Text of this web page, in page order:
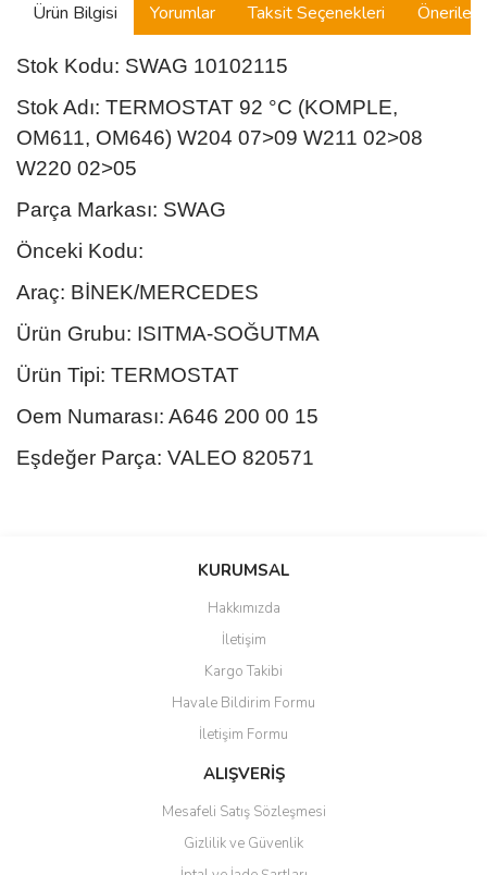
Ürün Bilgisi Yorumlar Taksit Seçenekleri
Stok Kodu: SWAG 10102115
Stok Adı: TERMOSTAT 92 °C (KOMPLE,
OM611, OM646) W204 07>09 W211 02>08
W220 02>05
Parça Markası: SWAG
Önceki Kodu:
Araç: BİNEK/MERCEDES
Ürün Grubu: ISITMA-SOĞUTMA
Ürün Tipi: TERMOSTAT
Oem Numarası: A646 200 00 15
Eşdeğer Parça: VALEO 820571
Bu ürüne ilk yorumu siz yapın!
Yorum Yaz
Ürün resmi kalitesiz, bozuk veya görüntülenemiyor.
Ürün açıklamasında eksik bilgiler bulunuyor.
Ürün bilgilerinde hatalar bulunuyor.
Ürün fiyatı diğer sitelerden daha pahalı.
Bu ürüne benzer farklı alternatifler olmalı.
KURUMSAL
Hakkımızda
İletişim
Kargo Takibi
Havale Bildirim Formu
İletişim Formu
ALIŞVERİŞ
Mesafeli Satış Sözleşmesi
Gizlilik ve Güvenlik